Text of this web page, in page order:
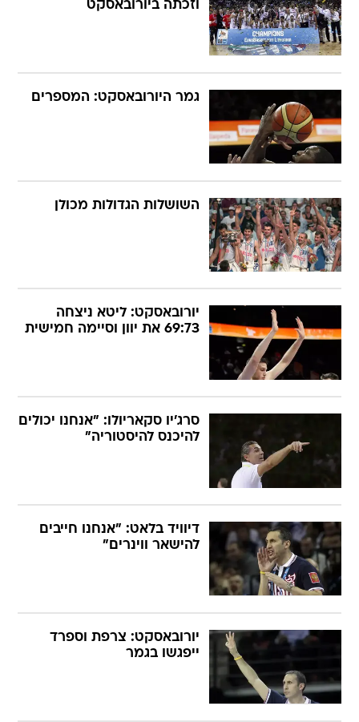
וזכתה ביורובאסקט
גמר היורובאסקט: המספרים
השושלות הגדולות מכולן
יורובאסקט: ליטא ניצחה
69:73 את יוון וסיימה חמישית
סרג'יו סקאריולו: "אנחנו יכולים
להיכנס להיסטוריה"
דיוויד בלאט: "אנחנו חייבים
להישאר ווינרים"
יורובאסקט: צרפת וספרד
ייפגשו בגמר